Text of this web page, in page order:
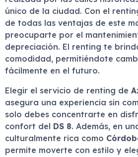
único de la ciudad. Con el
de todas las ventajas de este
preocuparte por el
depreciación. El renting te
comodidad, permitiéndote
fácilmente en el futuro.
Elegir el servicio de renting de
asegura una experiencia sin
solo debes concentrarte en
confort del DS 8. Además, en
culturalmente rica como
permite moverte con estilo y